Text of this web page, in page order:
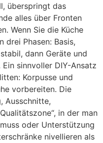
überspringt das
alles über Fronten
Wenn Sie die Küche
drei Phasen: Basis,
dann Geräte und
sinnvoller DIY-Ansatz
Korpusse und
vorbereiten. Die
Ausschnitte,
in der man
oder Unterstützung
nivellieren als